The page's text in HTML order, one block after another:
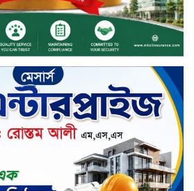
মার্কেন্টাইল ব্যাংকের নির্বাহী কমিটির
চেয়ারম্যান হলেন আনোয়ারুল হক
সপ্তাহের শেষ কার্যদিবসে লেনদেনের
তালিকায় শীর্ষে উঠে এসেছে শার্প
ইন্ডাস্ট্রিজ
সপ্তাহের শেষ কার্যদিবসে দরপতনের
শীর্ষে সেনা ইন্স্যুরেন্স